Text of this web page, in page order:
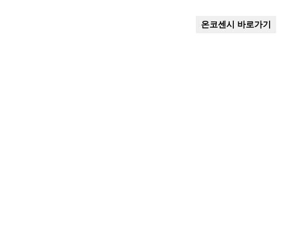
온코센시 바로가기